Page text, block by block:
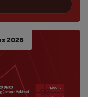
2026